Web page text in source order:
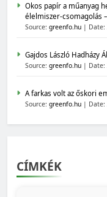
Okos papír a műanyag
élelmiszer-csomagolás
Source: greenfo.hu Date:
Gajdos László Hadházy
Source: greenfo.hu Date:
A farkas volt az őskori
Source: greenfo.hu Date:
CÍMKÉK